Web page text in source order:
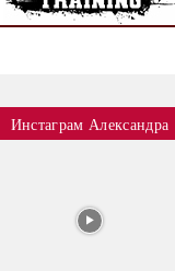
Инстаграм Александра